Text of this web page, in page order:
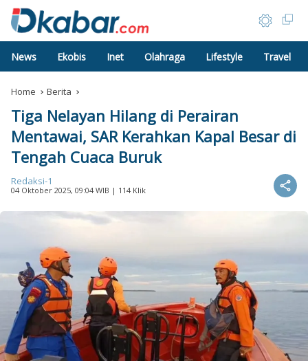
News Ekobis Inet Olahraga Lifestyle Travel
Home Berita
Tiga Nelayan Hilang di Perairan
Mentawai, SAR Kerahkan Kapal Besar di
Tengah Cuaca Buruk
Redaksi-1
04 Oktober 2025, 09:04 WIB | 114 Klik